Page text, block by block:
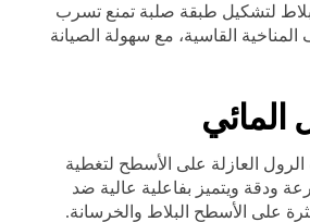
لتشكيل طبقة صلبة تمنع تسرب
القاسية، مع سهولة الصيانة
المائي
العازلة على الأسطح لتغطية
ودقة ويتميز بفاعلية عالية ضد
على الأسطح البلاط والخرسانة.